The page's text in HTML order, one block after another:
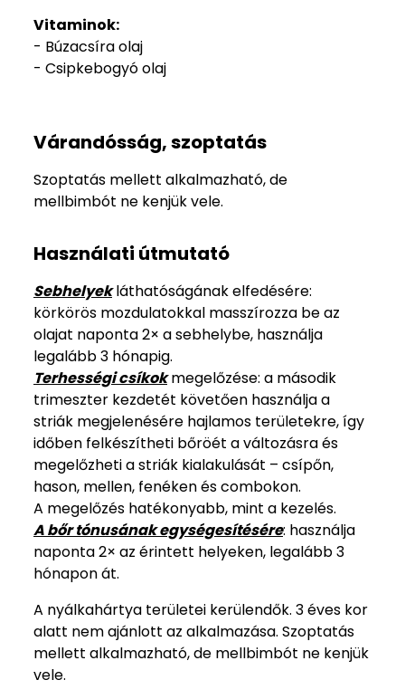
Vitaminok:
- Búzacsíra olaj
- Csipkebogyó olaj
Várandósság, szoptatás
Szoptatás mellett alkalmazható, de
mellbimbót ne kenjük vele.
Használati útmutató
Sebhelyekláthatóságának elfedésére:
körkörös mozdulatokkal masszírozza be az
olajat naponta 2× a sebhelybe, használja
legalább 3 hónapig.
Terhességi csíkokmegelőzése: a második
trimeszter kezdetét követően használja a
striák megjelenésére hajlamos területekre, így
időben felkészítheti bőröét a változásra és
megelőzheti a striák kialakulását – csípőn,
hason, mellen, fenéken és combokon.
A megelőzés hatékonyabb, mint a kezelés.
A bőr tónusának egységesítésére: használja
naponta 2× az érintett helyeken, legalább 3
hónapon át.
A nyálkahártya területei kerülendők. 3 éves kor
alatt nem ajánlott az alkalmazása. Szoptatás
mellett alkalmazható, de mellbimbót ne kenjük
vele.